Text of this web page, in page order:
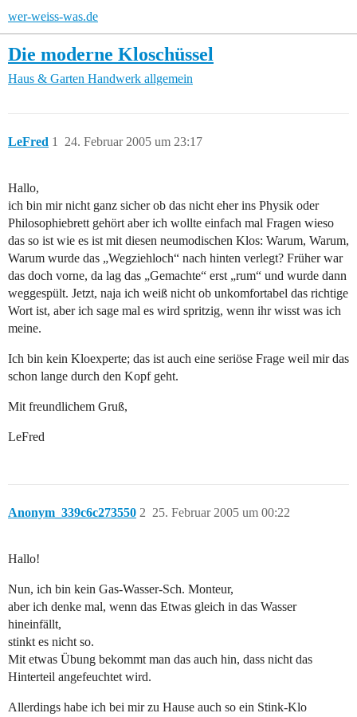
wer-weiss-was.de
Die moderne Kloschüssel
Haus & Garten Handwerk allgemein
LeFred 24. Februar 2005 um 23:17
1
Hallo,
ich bin mir nicht ganz sicher ob das nicht eher ins Physik oder
Philosophiebrett gehört aber ich wollte einfach mal Fragen wieso
das so ist wie es ist mit diesen neumodischen Klos: Warum, Warum,
Warum wurde das „Wegziehloch“ nach hinten verlegt? Früher war
das doch vorne, da lag das „Gemachte“ erst „rum“ und wurde dann
weggespült. Jetzt, naja ich weiß nicht ob unkomfortabel das richtige
Wort ist, aber ich sage mal es wird spritzig, wenn ihr wisst was ich
meine.
Ich bin kein Kloexperte; das ist auch eine seriöse Frage weil mir das
schon lange durch den Kopf geht.
Mit freundlichem Gruß,
LeFred
Anonym_339c6c273550 25. Februar 2005 um 00:22
2
Hallo!
Nun, ich bin kein Gas-Wasser-Sch. Monteur,
aber ich denke mal, wenn das Etwas gleich in das Wasser
hineinfällt,
stinkt es nicht so.
Mit etwas Übung bekommt man das auch hin, dass nicht das
Hinterteil angefeuchtet wird.
Allerdings habe ich bei mir zu Hause auch so ein Stink-Klo